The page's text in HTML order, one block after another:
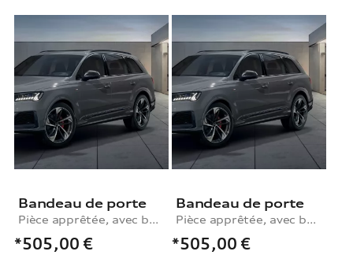
Bandeau de porte
Pièce apprêtée, avec baguette de porte décorative en carbone, avant droit
*505,00 €
Bandeau de porte
Pièce apprêtée, avec baguette de porte décorative en carbone, avant gauche
*505,00 €